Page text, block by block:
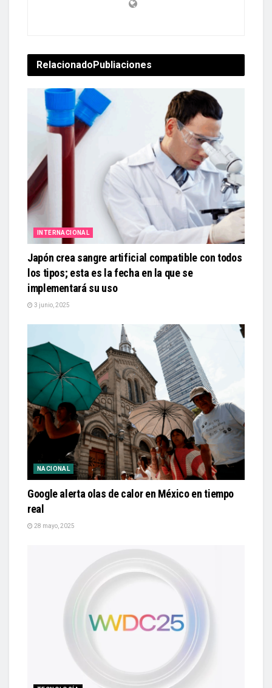
RelacionadoPubliaciones
INTERNACIONAL
Japón crea sangre artificial compatible con todos
los tipos; esta es la fecha en la que se
implementará su uso
3 junio, 2025
NACIONAL
Google alerta olas de calor en México en tiempo
real
28 mayo, 2025